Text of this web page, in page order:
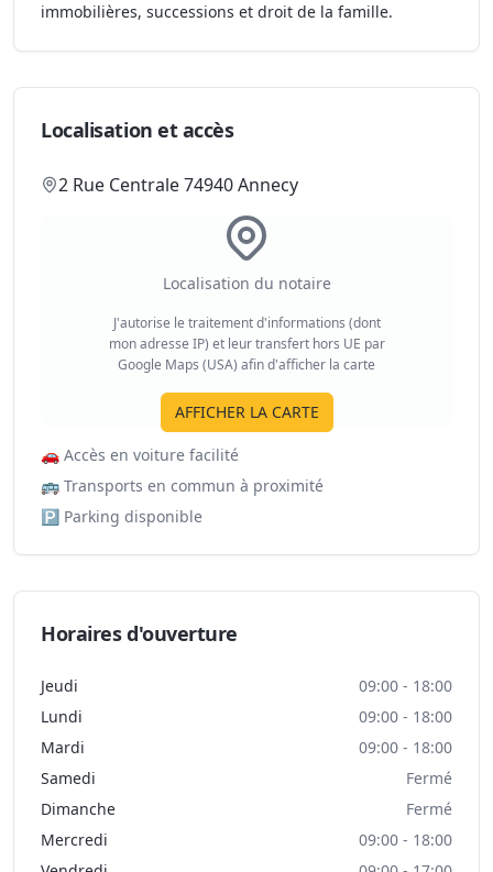
immobilières, successions et droit de la famille.
Localisation et accès
2 Rue Centrale 74940 Annecy
Localisation du notaire
J'autorise le traitement d'informations (dont
mon adresse IP) et leur transfert hors UE par
Google Maps (USA) afin d'afficher la carte
AFFICHER LA CARTE
🚗 Accès en voiture facilité
🚌 Transports en commun à proximité
🅿️ Parking disponible
Horaires d'ouverture
Jeudi
09:00 - 18:00
Lundi
09:00 - 18:00
Mardi
09:00 - 18:00
Samedi
Fermé
Dimanche
Fermé
Mercredi
09:00 - 18:00